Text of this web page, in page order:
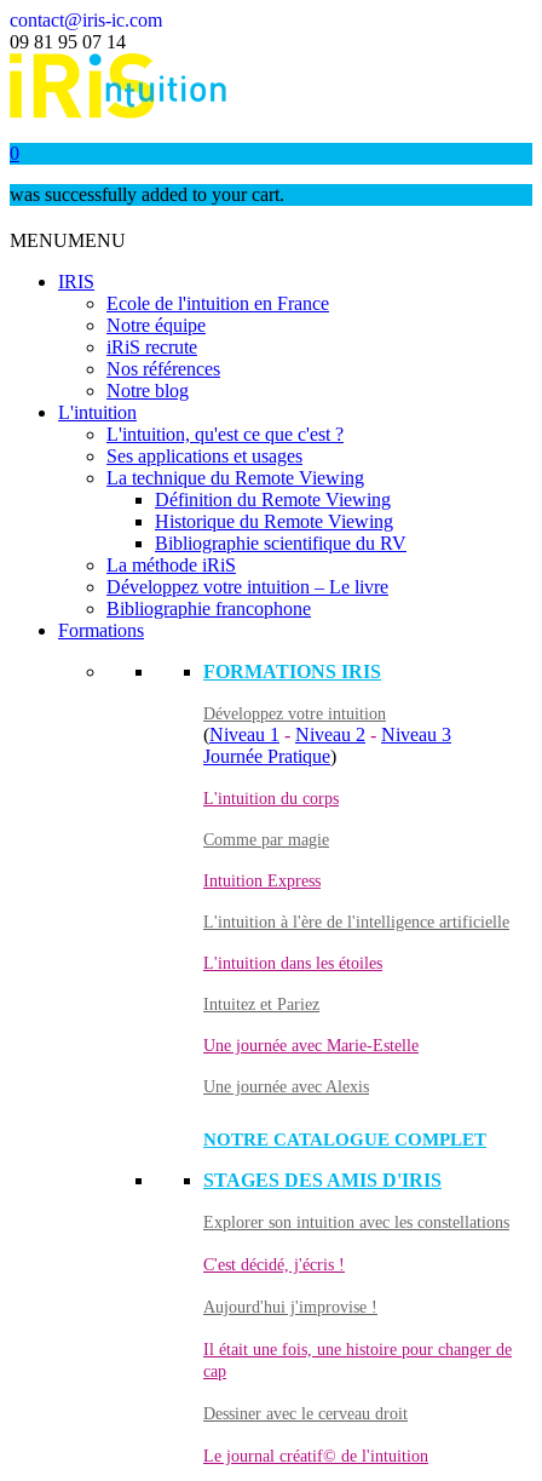
contact@iris-ic.com
09 81 95 07 14
0
was successfully added to your cart.
MENUMENU
IRIS
Ecole de l'intuition en France
Notre équipe
iRiS recrute
Nos références
Notre blog
L'intuition
L'intuition, qu'est ce que c'est ?
Ses applications et usages
La technique du Remote Viewing
Définition du Remote Viewing
Historique du Remote Viewing
Bibliographie scientifique du RV
La méthode iRiS
Développez votre intuition – Le livre
Bibliographie francophone
Formations
FORMATIONS IRIS
Développez votre intuition
(Niveau 1 - Niveau 2 - Niveau 3
Journée Pratique)
L'intuition du corps
Comme par magie
Intuition Express
L'intuition à l'ère de l'intelligence artificielle
L'intuition dans les étoiles
Intuitez et Pariez
Une journée avec Marie-Estelle
Une journée avec Alexis
NOTRE CATALOGUE COMPLET
STAGES DES AMIS D'IRIS
Explorer son intuition avec les constellations
C'est décidé, j'écris !
Aujourd'hui j'improvise !
Il était une fois, une histoire pour changer de
cap
Dessiner avec le cerveau droit
Le journal créatif© de l'intuition